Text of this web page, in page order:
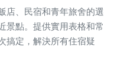
店、民宿和青年旅舍的選
景點。提供實用表格和常
搞定，解決所有住宿疑